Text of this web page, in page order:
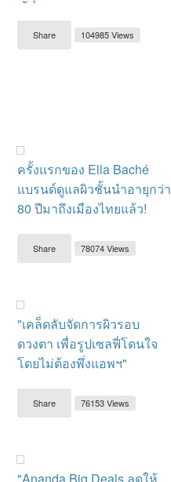
Share 104985 Views
ครั้งแรกของ Ella Baché
แบรนด์ดูแลผิวชั้นนำอายุกว่า
80 ปีมาถึงเมืองไทยแล้ว!
Share 78074 Views
"เคล็ดลับจัดการผิวรอบ
ดวงตา เพื่อรูปเซลฟี่โดนใจ
โดยไม่ต้องพึ่งแอพฯ"
Share 76153 Views
"Ananda Big Deals ลดให้